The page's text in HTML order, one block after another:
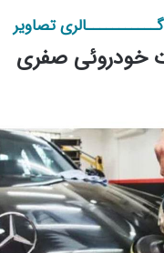
گـــــــــــالری تصاویر
خودروئی صفری